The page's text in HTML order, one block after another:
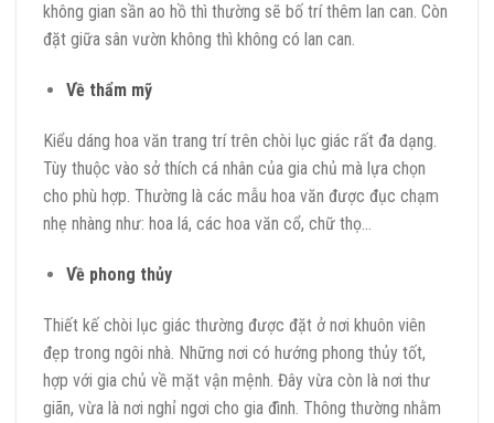
không gian sần ao hồ thì thường sẽ bố trí thêm lan can. Còn
đặt giữa sân vườn không thì không có lan can.
Về thẩm mỹ
Kiểu dáng hoa văn trang trí trên chòi lục giác rất đa dạng.
Tùy thuộc vào sở thích cá nhân của gia chủ mà lựa chọn
cho phù hợp. Thường là các mẫu hoa văn được đục chạm
nhẹ nhàng như: hoa lá, các hoa văn cổ, chữ thọ…
Về phong thủy
Thiết kế chòi lục giác thường được đặt ở nơi khuôn viên
đẹp trong ngôi nhà. Những nơi có hướng phong thủy tốt,
hợp với gia chủ về mặt vận mệnh. Đây vừa còn là nơi thư
giãn, vừa là nơi nghỉ ngơi cho gia đình. Thông thường nhằm